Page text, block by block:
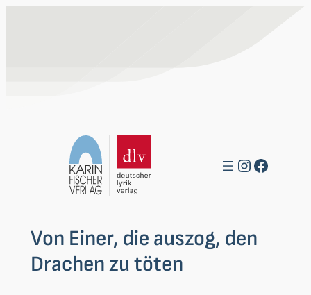
Von Einer, die auszog, den
Drachen zu töten